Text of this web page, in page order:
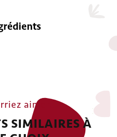
aimer…
SIMILAIRES À